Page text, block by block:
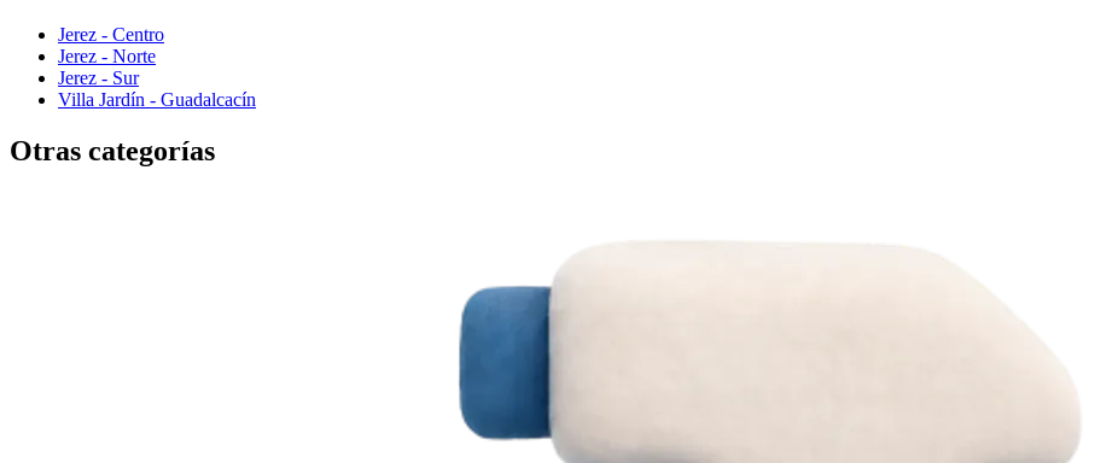
Jerez - Centro
Jerez - Norte
Jerez - Sur
Villa Jardín - Guadalcacín
Otras categorías